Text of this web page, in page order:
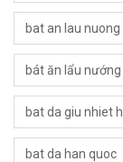
bat an lau
bát ăn lẩu
bat da giu nhiet
bat da han quoc